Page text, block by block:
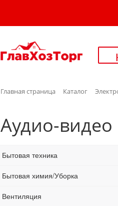
Главная страница Каталог
Аудио-
Бытовая техника
Бытовая химия/Уборка
Вентиляция